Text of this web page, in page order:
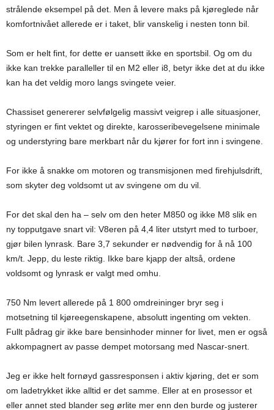
strålende eksempel på det. Men å levere maks på kjøreglede når
komfortnivået allerede er i taket, blir vanskelig i nesten tonn bil.
Som er helt fint, for dette er uansett ikke en sportsbil. Og om du
ikke kan trekke paralleller til en M2 eller i8, betyr ikke det at du ikke
kan ha det veldig moro langs svingete veier.
Chassiset genererer selvfølgelig massivt veigrep i alle situasjoner,
styringen er fint vektet og direkte, karosseribevegelsene minimale
og understyring bare merkbart når du kjører for fort inn i svingene.
For ikke å snakke om motoren og transmisjonen med firehjulsdrift,
som skyter deg voldsomt ut av svingene om du vil.
For det skal den ha – selv om den heter M850 og ikke M8 slik en
ny topputgave snart vil: V8eren på 4,4 liter utstyrt med to turboer,
gjør bilen lynrask. Bare 3,7 sekunder er nødvendig for å nå 100
km/t. Jepp, du leste riktig. Ikke bare kjapp der altså, ordene
voldsomt og lynrask er valgt med omhu.
750 Nm levert allerede på 1 800 omdreininger bryr seg i
motsetning til kjøreegenskapene, absolutt ingenting om vekten.
Fullt pådrag gir ikke bare bensinhoder minner for livet, men er også
akkompagnert av passe dempet motorsang med Nascar-snert.
Jeg er ikke helt fornøyd gassresponsen i aktiv kjøring, det er som
om ladetrykket ikke alltid er det samme. Eller at en prosessor et
eller annet sted blander seg ørlite mer enn den burde og justerer